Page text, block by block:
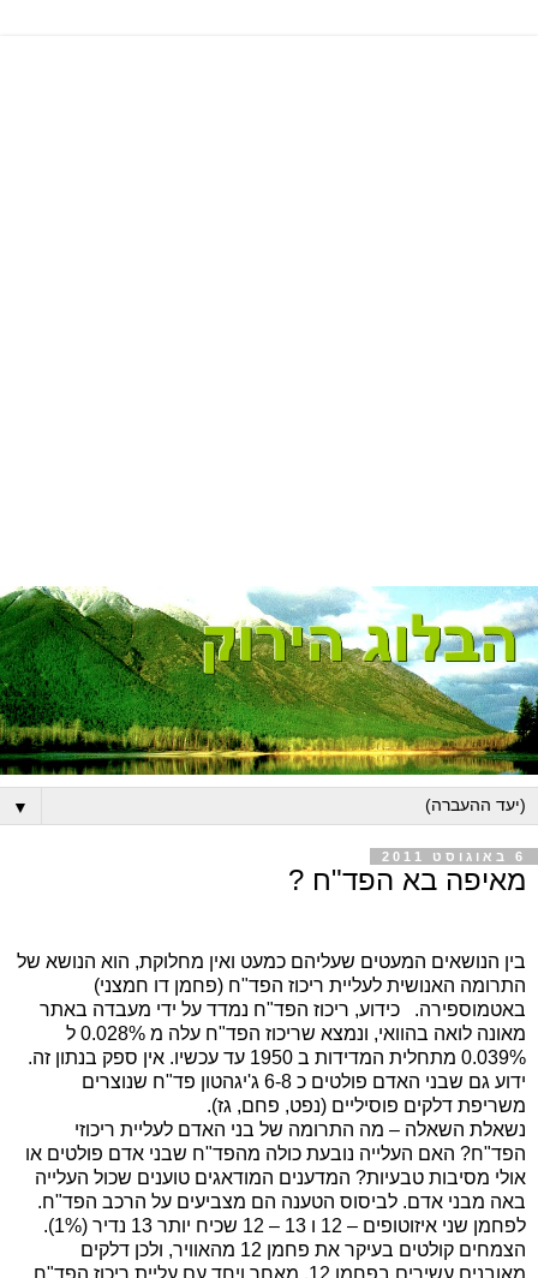
▼
6 באוגוסט 2011
מאיפה בא הפד"ח ?
בין הנושאים המעטים שעליהם כמעט ואין מחלוקת, הוא הנושא של
התרומה האנושית לעליית ריכוז הפד"ח (פחמן דו חמצני)
באטמוספירה.
כידוע, ריכוז הפד"ח נמדד על ידי מעבדה באתר
מאונה לואה בהוואי, ונמצא שריכוז הפד"ח עלה מ 0.028% ל
0.039% מתחלית המדידות ב 1950 עד עכשיו. אין ספק בנתון זה.
ידוע גם שבני האדם פולטים כ 6-8 ג'יגהטון פד"ח שנוצרים
משריפת דלקים פוסיליים (נפט, פחם, גז).
נשאלת השאלה – מה התרומה של בני האדם לעליית ריכוזי
הפד"ח? האם העלייה נובעת כולה מהפד"ח שבני אדם פולטים או
אולי מסיבות טבעיות? המדענים המודאגים טוענים שכול העלייה
באה מבני אדם. לביסוס הטענה הם מצביעים על הרכב הפד"ח.
לפחמן שני איזוטופים – 12 ו 13 – 12 שכיח יותר 13 נדיר (1%).
הצמחים קולטים בעיקר את פחמן 12 מהאוויר, ולכן דלקים
מאובנים עשירים בפחמן 12. מאחר ויחד עם עליית ריכוז הפד"ח